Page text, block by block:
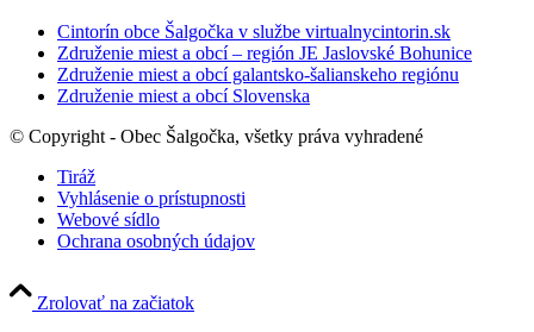
Cintorín obce Šalgočka v službe virtualnycintorin.sk
Združenie miest a obcí – región JE Jaslovské Bohunice
Združenie miest a obcí galantsko-šalianskeho regiónu
Združenie miest a obcí Slovenska
© Copyright - Obec Šalgočka, všetky práva vyhradené
Tiráž
Vyhlásenie o prístupnosti
Webové sídlo
Ochrana osobných údajov
Zrolovať na začiatok